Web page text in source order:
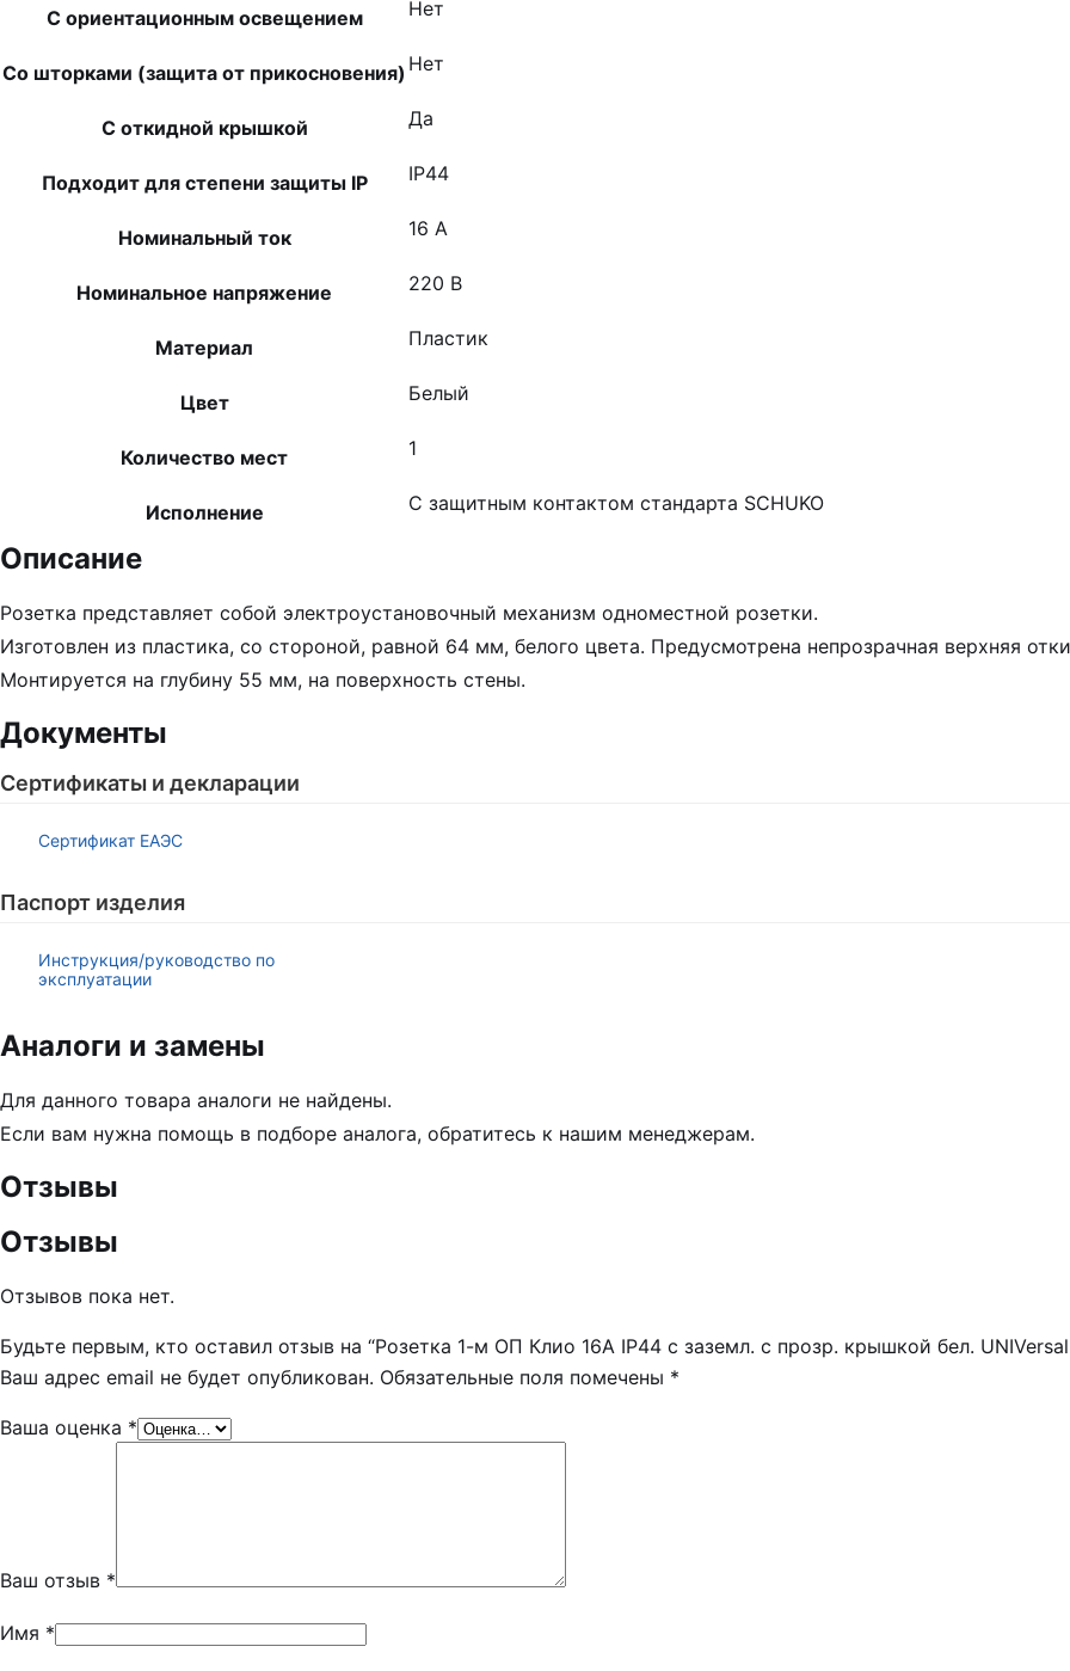
С ориентационным освещением Нет
Со шторками (защита от прикосновения) Нет
С откидной крышкой Да
Подходит для степени защиты IP IP44
Номинальный ток 16 А
Номинальное напряжение 220 В
Материал Пластик
Цвет Белый
Количество мест 1
Исполнение С защитным контактом стандарта SCHUKO
Описание
Розетка представляет собой электроустановочный механизм одноместной розетки.
Изготовлен из пластика, со стороной, равной 64 мм, белого цвета. Предусмотрена непрозрачная верхняя
Монтируется на глубину 55 мм, на поверхность стены.
Документы
Сертификаты и декларации
Сертификат ЕАЭС
Паспорт изделия
Инструкция/руководство по
эксплуатации
Аналоги и замены
Для данного товара аналоги не найдены.
Если вам нужна помощь в подборе аналога, обратитесь к нашим менеджерам.
Отзывы
Отзывы
Отзывов пока нет.
Будьте первым, кто оставил отзыв на “Розетка 1-м ОП Клио 16А IP44 с заземл. с прозр. крышкой бел.
Ваш адрес email не будет опубликован. Обязательные поля помечены *
Ваша оценка *
Ваш отзыв *
Имя *